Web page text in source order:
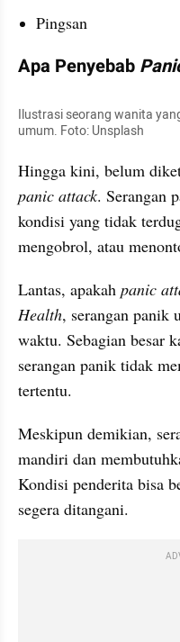
Pingsan
Apa Penyebab
Ilustrasi seorang wanita
umum. Foto: Unsplash
panic attack. Serangan
kondisi yang tidak
mengobrol, atau
Lantas, apakah panic
Health, serangan panik
waktu. Sebagian besar
serangan panik tidak
tertentu.
Meskipun demikian,
mandiri dan
Kondisi penderita bisa
segera ditangani.